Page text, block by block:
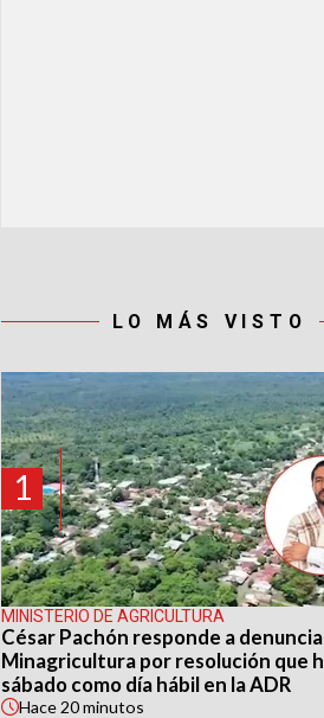
LO MÁS VISTO
1
MINISTERIO DE AGRICULTURA
César Pachón responde a
Minagricultura por resolución que
sábado como día hábil en la ADR
Hace20 minutos